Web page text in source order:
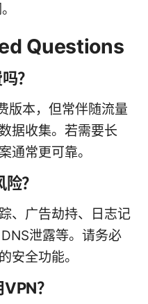
Questions
？
版本，但常伴随流量
据收集。若需要长
通常更可靠。
？
、广告劫持、日志记
泄露等。请务必
安全功能。
？